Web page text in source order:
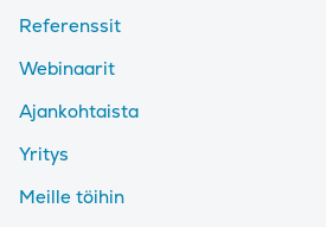
Referenssit
Webinaarit
Ajankohtaista
Yritys
Meille töihin